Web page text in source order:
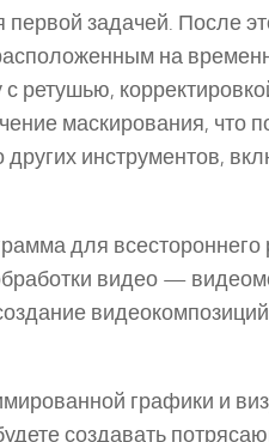
задачей. После
на
маскирования, что
инструментов,
для всестороннего
видео —
графики и
создавать